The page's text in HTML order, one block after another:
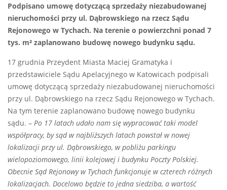
Podpisano umowę dotyczącą sprzedaży niezabudowanej
nieruchomości przy ul. Dąbrowskiego na rzecz Sądu
Rejonowego w Tychach. Na terenie o powierzchni ponad 7
tys. m² zaplanowano budowę nowego budynku sądu.
17 grudnia Przeydent Miasta Maciej Gramatyka i
przedstawiciele Sądu Apelacyjnego w Katowicach podpisali
umowę dotyczącą sprzedaży niezabudowanej nieruchomości
przy ul. Dąbrowskiego na rzecz Sądu Rejonowego w Tychach.
Na tym terenie zaplanowano budowę nowego budynku
sądu. – Po 17 latach udało nam się wypracować taki model
współpracy, by sąd w najbliższych latach powstał w nowej
lokalizacji przy ul. Dąbrowskiego, w pobliżu parkingu
wielopoziomowego, linii kolejowej i budynku Poczty Polskiej.
Obecnie Sąd Rejonowy w Tychach funkcjonuje w czterech różnych
lokalizacjach. Docelowo będzie to jedna siedziba, a wartość